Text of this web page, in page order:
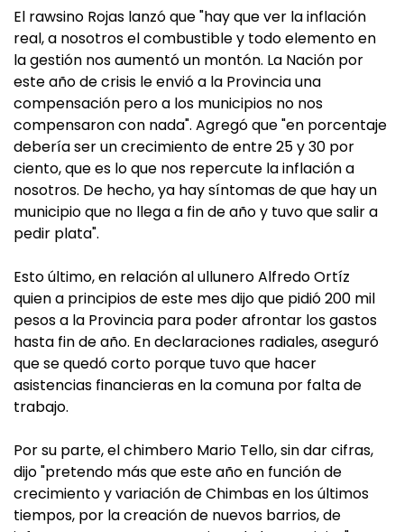
El rawsino Rojas lanzó que "hay que ver la inflación
real, a nosotros el combustible y todo elemento en
la gestión nos aumentó un montón. La Nación por
este año de crisis le envió a la Provincia una
compensación pero a los municipios no nos
compensaron con nada". Agregó que "en porcentaje
debería ser un crecimiento de entre 25 y 30 por
ciento, que es lo que nos repercute la inflación a
nosotros. De hecho, ya hay síntomas de que hay un
municipio que no llega a fin de año y tuvo que salir a
pedir plata".
Esto último, en relación al ullunero Alfredo Ortíz
quien a principios de este mes dijo que pidió 200 mil
pesos a la Provincia para poder afrontar los gastos
hasta fin de año. En declaraciones radiales, aseguró
que se quedó corto porque tuvo que hacer
asistencias financieras en la comuna por falta de
trabajo.
Por su parte, el chimbero Mario Tello, sin dar cifras,
dijo "pretendo más que este año en función de
crecimiento y variación de Chimbas en los últimos
tiempos, por la creación de nuevos barrios, de